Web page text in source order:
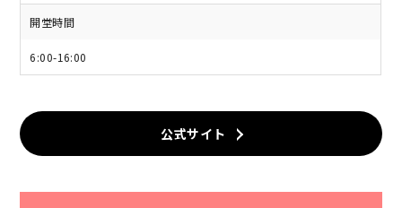
開堂時間
6:00-16:00
公式サイト